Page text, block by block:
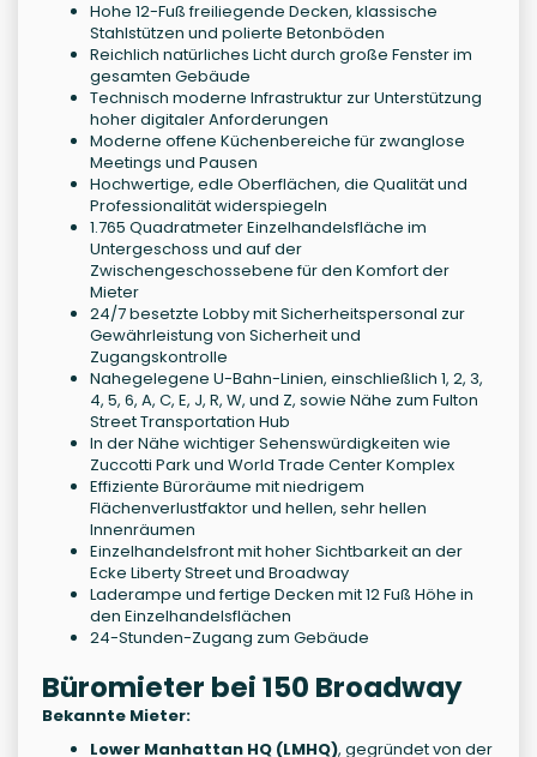
Hohe 12-Fuß freiliegende Decken, klassische
Stahlstützen und polierte Betonböden
Reichlich natürliches Licht durch große Fenster im
gesamten Gebäude
Technisch moderne Infrastruktur zur Unterstützung
hoher digitaler Anforderungen
Moderne offene Küchenbereiche für zwanglose
Meetings und Pausen
Hochwertige, edle Oberflächen, die Qualität und
Professionalität widerspiegeln
1.765 Quadratmeter Einzelhandelsfläche im
Untergeschoss und auf der
Zwischengeschossebene für den Komfort der
Mieter
24/7 besetzte Lobby mit Sicherheitspersonal zur
Gewährleistung von Sicherheit und
Zugangskontrolle
Nahegelegene U-Bahn-Linien, einschließlich 1, 2, 3,
4, 5, 6, A, C, E, J, R, W, und Z, sowie Nähe zum Fulton
Street Transportation Hub
In der Nähe wichtiger Sehenswürdigkeiten wie
Zuccotti Park und World Trade Center Komplex
Effiziente Büroräume mit niedrigem
Flächenverlustfaktor und hellen, sehr hellen
Innenräumen
Einzelhandelsfront mit hoher Sichtbarkeit an der
Ecke Liberty Street und Broadway
Laderampe und fertige Decken mit 12 Fuß Höhe in
den Einzelhandelsflächen
24-Stunden-Zugang zum Gebäude
Büromieter bei 150 Broadway
Bekannte Mieter:
Lower Manhattan HQ (LMHQ), gegründet von der